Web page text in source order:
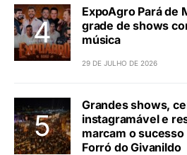
ExpoAgro Pará de
grade de shows
música
29 DE JULHO DE 2026
Grandes shows,
instagramável e
marcam o sucesso
Forró do Givanildo